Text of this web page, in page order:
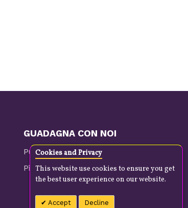
Cookies and Privacy
This website use cookies to ensure you get
the best user experience on our website.
Accept Decline
GUADAGNA CON NOI
Pubblicizza i tuoi prodotti
Piani tariffari